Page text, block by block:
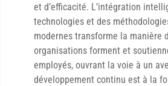
et d’efficacité. L’intégration
technologies et des
modernes transforme la manière
organisations forment et
employés, ouvrant la voie à un
développement continu est à la